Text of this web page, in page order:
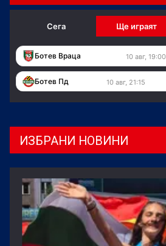
Сега Ще играят
Ботев Враца 10 авг, 19:00
Ботев Пд 10 авг, 21:15
ИЗБРАНИ НОВИНИ